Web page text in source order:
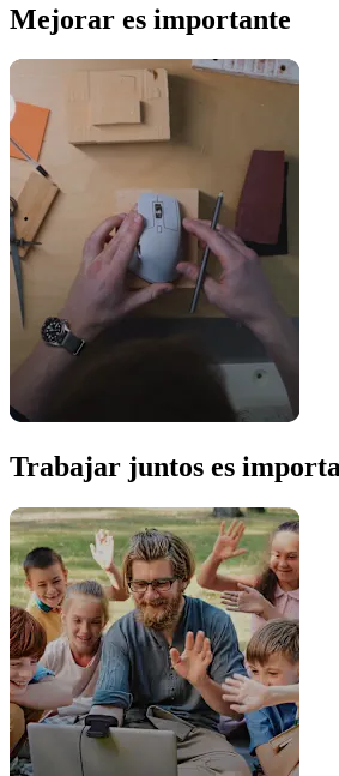
Mejorar es importante
Trabajar juntos es